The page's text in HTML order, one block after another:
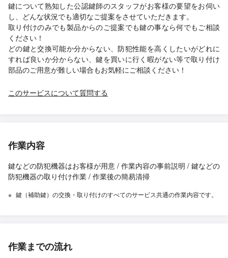
鍵について熟知した公認鍵師のスタッフがお客様の要望をお伺い
し、どんな状況でも適切なご提案をさせていただきます。
取り付けのみでも製品からのご提案でも鍵の事なら何でもご相談
ください！
どの鍵と交換可能か分からない、防犯性能を高くしたいがどれに
すれば良いか分からない、鍵を買いに行く暇がない等で取り付け
部品のご用意が難しい場合もお気軽にご相談ください！
このサービスについて質問する
作業内容
鍵などの防犯機器はお客様が用意 / 作業内容の事前説明 / 鍵などの
防犯機器の取り付け作業 / 作業後の簡易清掃
鍵（補助鍵）の交換・取り付けのすべてのサービス共通の作業内容です。
作業までの流れ